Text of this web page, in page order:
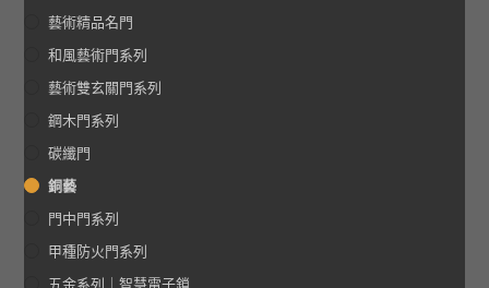
藝術精品名門
和風藝術門系列
藝術雙玄關門系列
鋼木門系列
碳纖門
銅藝
門中門系列
甲種防火門系列
五金系列｜智慧電子鎖